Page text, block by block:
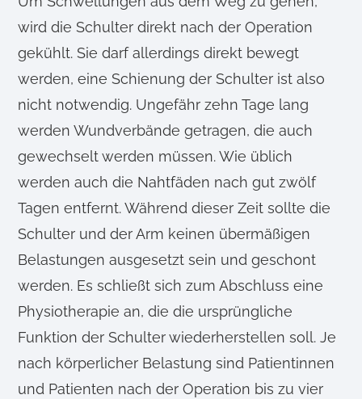
wird die Schulter direkt nach der Operation
gekühlt. Sie darf allerdings direkt bewegt
werden, eine Schienung der Schulter ist also
nicht notwendig. Ungefähr zehn Tage lang
werden Wundverbände getragen, die auch
gewechselt werden müssen. Wie üblich
werden auch die Nahtfäden nach gut zwölf
Tagen entfernt. Während dieser Zeit sollte die
Schulter und der Arm keinen übermäßigen
Belastungen ausgesetzt sein und geschont
werden. Es schließt sich zum Abschluss eine
Physiotherapie an, die die ursprüngliche
Funktion der Schulter wiederherstellen soll. Je
nach körperlicher Belastung sind Patientinnen
und Patienten nach der Operation bis zu vier